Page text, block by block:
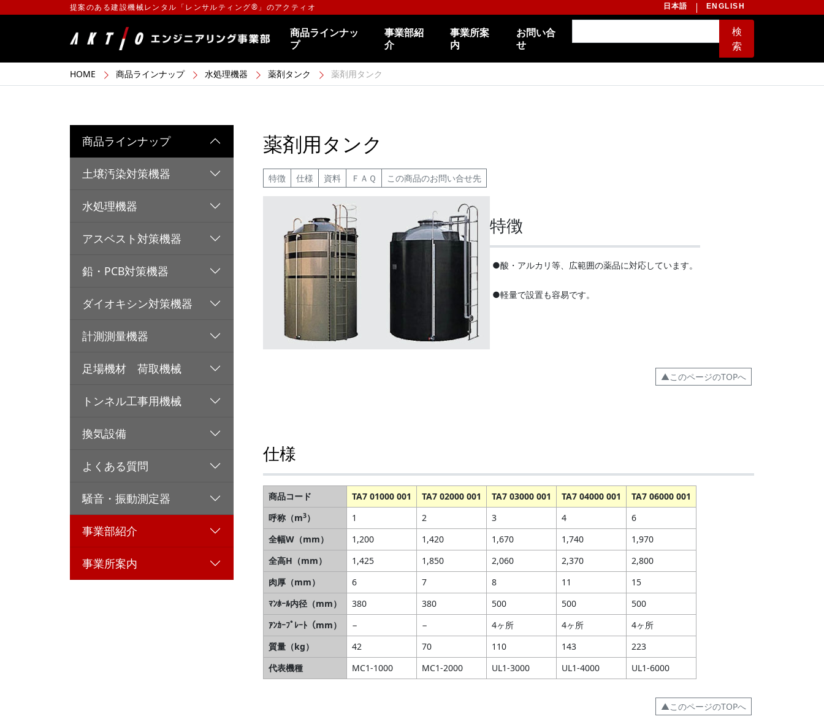
提案のある建設機械レンタル「レンサルティング®」のアクティオ 日本語 ENGLISH
商品ラインナッ
プ
事業部紹
介
事業所案
内
お問い合
せ
検
索
HOME 商品ラインナップ 水処理機器 薬剤タンク 薬剤用タンク
薬剤用タンク
特徴 仕様 資料 ＦＡＱ この商品のお問い合せ先
特徴
●酸・アルカリ等、広範囲の薬品に対応しています。
●軽量で設置も容易です。
▲このページのTOPへ
仕様
商品コード TA7 01000 001 TA7 02000 001 TA7 03000 001 TA7 04000 001
TA7 06000 001
呼称（m3） 1 2 3 4
6
全幅W（mm）
1,200 1,420 1,670 1,740
1,970
全高H（mm）
1,425 1,850 2,060 2,370
2,800
肉厚（mm）
6 7 8 11
15
ﾏﾝﾎｰﾙ内径（mm）
380 380 500 500
500
ｱﾝｶｰﾌﾟﾚｰﾄ（mm）
− − 4ヶ所 4ヶ所
4ヶ所
質量（kg）
42 70 110 143
223
代表機種
MC1-1000 MC1-2000 UL1-3000 UL1-4000 UL1-6000
▲このページのTOPへ
商品ラインナップ
土壌汚染対策機器
水処理機器
アスベスト対策機器
鉛・PCB対策機器
ダイオキシン対策機器
計測測量機器
足場機材 荷取機械
トンネル工事用機械
換気設備
よくある質問
騒音・振動測定器
事業部紹介
事業所案内